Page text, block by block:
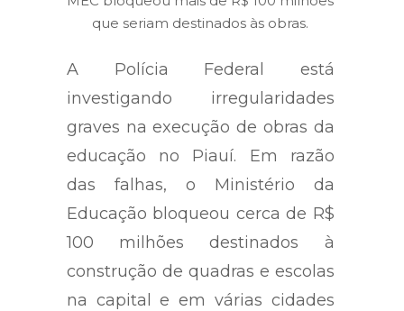
que seriam destinados às obras.
A Polícia Federal está
investigando irregularidades
graves na execução de obras da
educação no Piauí. Em razão
das falhas, o Ministério da
Educação bloqueou cerca de R$
100 milhões destinados à
construção de quadras e escolas
na capital e em várias cidades